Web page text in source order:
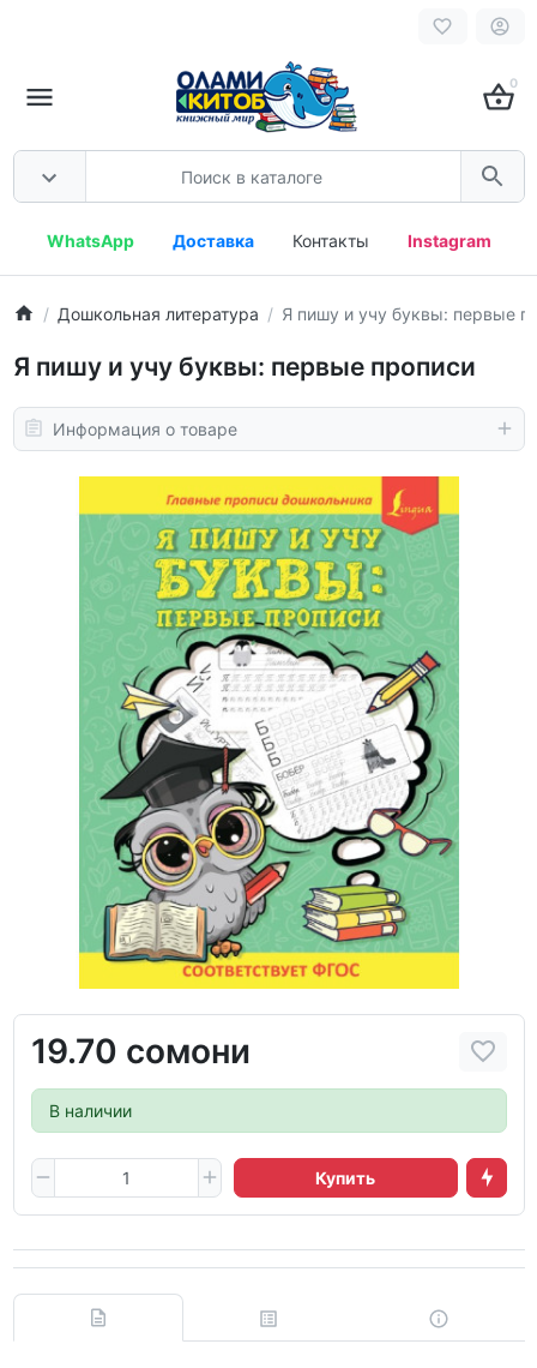
0
WhatsApp Доставка Контакты Instagram
Дошкольная литература Я пишу и учу буквы: первые
Я пишу и учу буквы: первые прописи
Информация о товаре
19.70 сомони
В наличии
Купить